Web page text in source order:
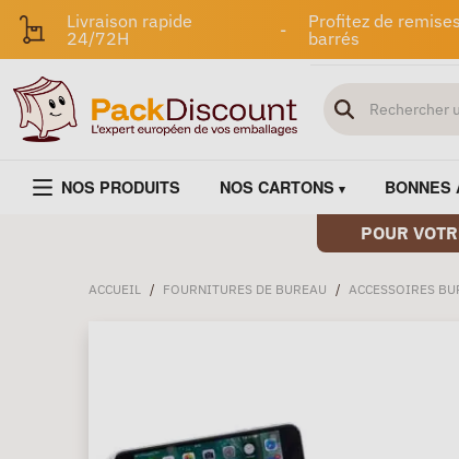
Livraison rapide
24/72H
-
Profitez de
barrés
NOS PRODUITS NOS CARTONS BONNES
POUR
ACCUEIL / FOURNITURES DE BUREAU / ACCESSOIRES